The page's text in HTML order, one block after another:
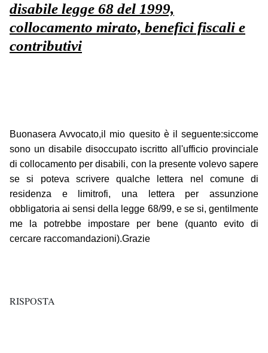
disabile legge 68 del 1999,
collocamento mirato, benefici fiscali e
contributivi
Buonasera Avvocato,il mio quesito è il seguente:siccome
sono un disabile disoccupato iscritto all'ufficio provinciale
di collocamento per disabili, con la presente volevo sapere
se si poteva scrivere qualche lettera nel comune di
residenza e limitrofi, una lettera per assunzione
obbligatoria ai sensi della legge 68/99, e se si, gentilmente
me la potrebbe impostare per bene (quanto evito di
cercare raccomandazioni).Grazie
RISPOSTA